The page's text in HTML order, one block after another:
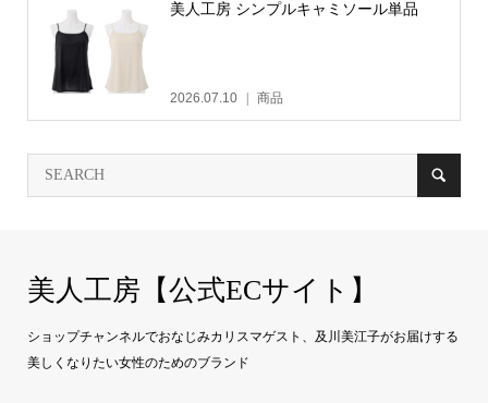
美人工房 シンプルキャミソール単品
2026.07.10 商品
美人工房【公式ECサイト】
ショップチャンネルでおなじみカリスマゲスト、及川美江子がお届けする
美しくなりたい女性のためのブランド